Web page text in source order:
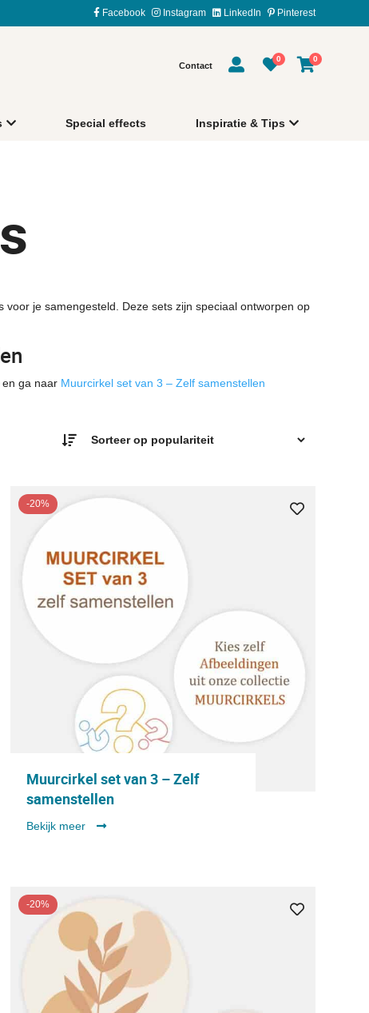
Facebook Instagram LinkedIn Pinterest
Contact
0 0
Special effects Inspiratie & Tips
je samengesteld. Deze sets zijn speciaal ontworpen op
ga naar Muurcirkel set van 3 – Zelf samenstellen
-20%
Muurcirkel set van 3 – Zelf
samenstellen
Bekijk meer
-20%